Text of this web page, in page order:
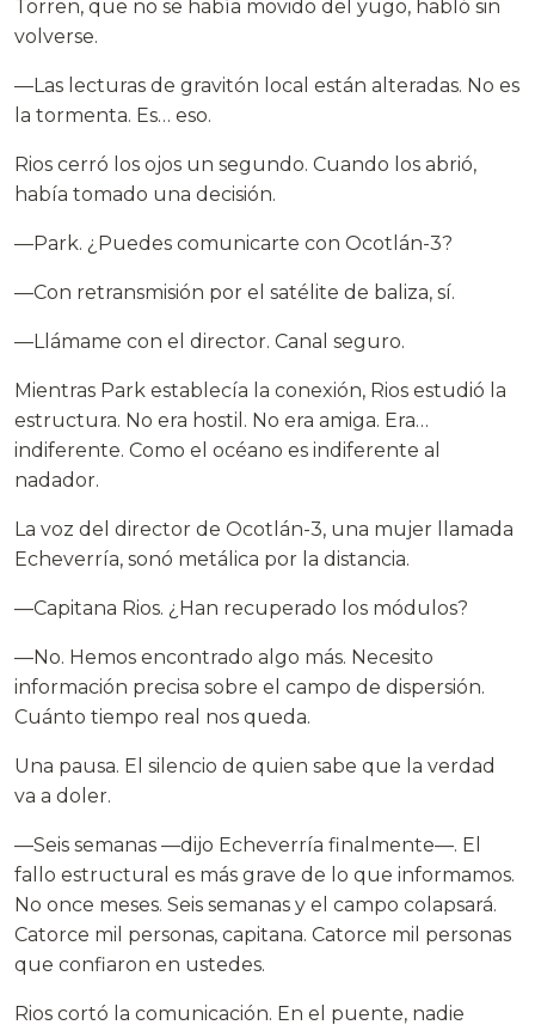
Torren, que no se había movido del yugo, habló sin
volverse.
—Las lecturas de gravitón local están alteradas. No es
la tormenta. Es… eso.
Rios cerró los ojos un segundo. Cuando los abrió,
había tomado una decisión.
—Park. ¿Puedes comunicarte con Ocotlán-3?
—Con retransmisión por el satélite de baliza, sí.
—Llámame con el director. Canal seguro.
Mientras Park establecía la conexión, Rios estudió la
estructura. No era hostil. No era amiga. Era…
indiferente. Como el océano es indiferente al
nadador.
La voz del director de Ocotlán-3, una mujer llamada
Echeverría, sonó metálica por la distancia.
—Capitana Rios. ¿Han recuperado los módulos?
—No. Hemos encontrado algo más. Necesito
información precisa sobre el campo de dispersión.
Cuánto tiempo real nos queda.
Una pausa. El silencio de quien sabe que la verdad
va a doler.
—Seis semanas —dijo Echeverría finalmente—. El
fallo estructural es más grave de lo que informamos.
No once meses. Seis semanas y el campo colapsará.
Catorce mil personas, capitana. Catorce mil personas
que confiaron en ustedes.
Rios cortó la comunicación. En el puente, nadie